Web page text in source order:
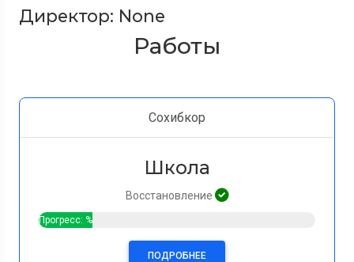
Директор: None
Работы
Сохибкор
Школа
Восстановление
Прогресс: %
ПОДРОБНЕЕ